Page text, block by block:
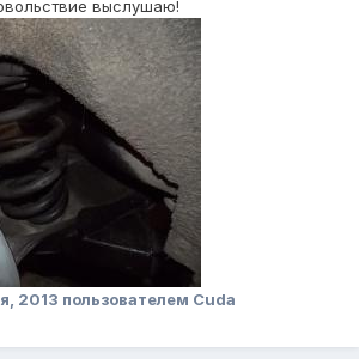
выслушаю!
2013 пользователем Cuda